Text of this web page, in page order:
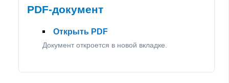
PDF-документ
Открыть PDF
Документ откроется в новой вкладке.